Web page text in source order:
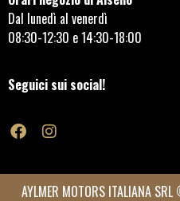
Dal lunedì al venerdì
08:30-12:30 e 14:30-18:00
Seguici sui social!
AYLMER MOTORS ITALIANA